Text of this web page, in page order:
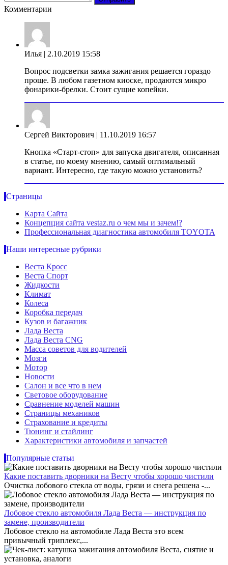
Комментарии
Илья | 2.10.2019 15:58
Вопрос подсветки замка зажигания решается гораздо
проще. В любом газетном киоске, продаются микро
фонарики-брелки. Стоит сущие копейки.
Сергей Викторович | 11.10.2019 16:57
Кнопка «Старт-стоп» для запуска двигателя, описанная
в статье, по моему мнению, самый оптимальный
вариант. Интересно, где такую можно установить?
Страницы
Карта Сайта
Концепция сайта vestaz.ru о чем мы и зачем!?
Профессиональная диагностика автомобиля TOYOTA
Наши интересные рубрики
Веста Кросс
Веста Спорт
Жидкости
Климат
Колеса
Коробка передач
Кузов и багажник
Лада Веста
Лада Веста CNG
Масса советов для водителей
Мозги
Мотор
Новости
Салон и все что в нем
Световое оборудование
Сравнение моделей машин
Страницы механиков
Страхование и кредиты
Тюнинг и стайлинг
Характеристики автомобиля и запчастей
Популярные статьи
Какие поставить дворники на Весту чтобы хорошо чистили
Очистка лобового стекла от воды, грязи и снега решена -...
Лобовое стекло автомобиля Лада Веста — инструкция по
замене, производители
Лобовое стекло на автомобиле Лада Веста это всем
привычный триплекс,...